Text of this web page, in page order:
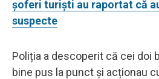
șoferi turiști au raportat că
suspecte
Poliția a descoperit că cei doi
bine pus la punct și acționau